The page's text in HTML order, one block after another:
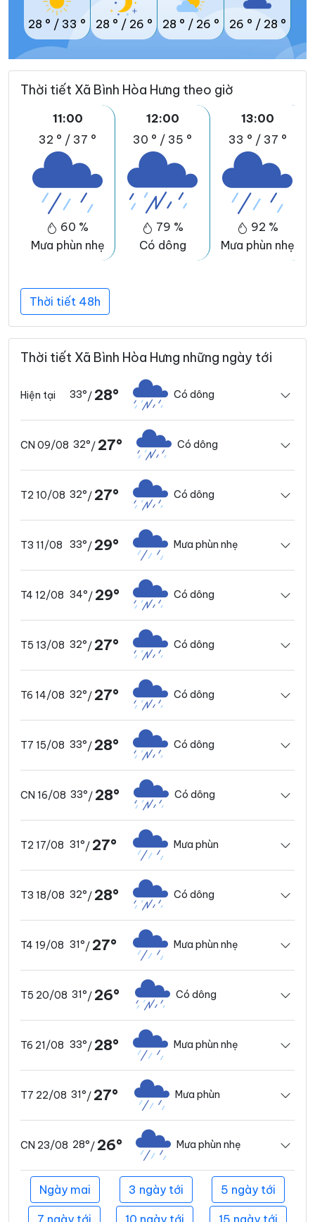
28 ° / 33 ° 28 ° / 26 ° 28 ° / 26 ° 26 ° / 28 °
Thời tiết Xã Bình Hòa Hưng theo giờ
11:00
32 ° / 37 °
60 %
Mưa phùn nhẹ
12:00
30 ° / 35 °
79 %
Có dông
13:00
33 ° / 37 °
92 %
Mưa phùn nhẹ
Thời tiết 48h
Thời tiết Xã Bình Hòa Hưng những ngày tới
Hiện tại 33°/ 28° Có dông
CN 09/08 32°/ 27° Có dông
T2 10/08 32°/ 27° Có dông
T3 11/08 33°/ 29° Mưa phùn nhẹ
T4 12/08 34°/ 29° Có dông
T5 13/08 32°/ 27° Có dông
T6 14/08 32°/ 27° Có dông
T7 15/08 33°/ 28° Có dông
CN 16/08 33°/ 28° Có dông
T2 17/08 31°/ 27° Mưa phùn
T3 18/08 32°/ 28° Có dông
T4 19/08 31°/ 27° Mưa phùn nhẹ
T5 20/08 31°/ 26° Có dông
T6 21/08 33°/ 28° Mưa phùn nhẹ
T7 22/08 31°/ 27° Mưa phùn
CN 23/08 28°/ 26° Mưa phùn nhẹ
Ngày mai 3 ngày tới 5 ngày tới
7 ngày tới 10 ngày tới 15 ngày tới